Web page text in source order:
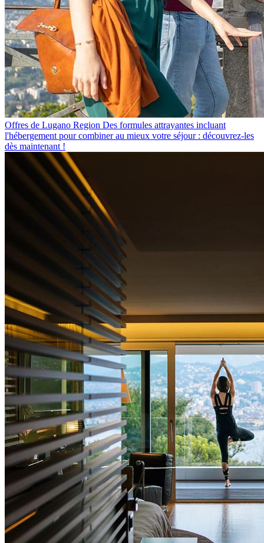
Offres de Lugano Region Des formules attrayantes incluant
l'hébergement pour combiner au mieux votre séjour : découvrez-les
dès maintenant !